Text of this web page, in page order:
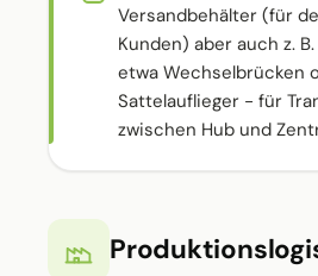
Versandbehälter (für
Kunden) aber auch z.
etwa Wechselbrücken
Sattelauflieger - für
zwischen Hub und